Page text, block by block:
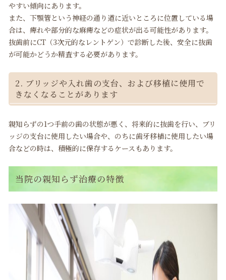
やすい傾向にあります。
また、下顎管という神経の通り道に近いところに位置している場
合は、痺れや部分的な麻痺などの症状が出る可能性があります。
抜歯前にCT（3次元的なレントゲン）で診断した後、安全に抜歯
が可能かどうか精査する必要があります。
2. ブリッジや入れ歯の支台、および移植に使用で
きなくなることがあります
親知らずの1つ手前の歯の状態が悪く、将来的に抜歯を行い、ブリ
ッジの支台に使用したい場合や、のちに歯牙移植に使用したい場
合などの時は、積極的に保存するケースもあります。
当院の親知らず治療の特徴